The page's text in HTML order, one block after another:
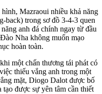
Mazraoui nhiều khả năng
back) trong sơ đồ 3-4-3 quen
anh đá chính ngay từ đầu
Nha không muốn mạo
hoàn toàn.
một chấn thương tái phát có
thiếu vắng anh trong một
mặt, Diogo Dalot được bố
được sự yên tâm cần thiết